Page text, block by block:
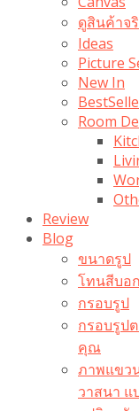
ดูสินค้าจ
Ideas
Picture
New In
Room
Review
Blog
ขนาดรูป
โทนสีบอ
กรอบรูป
กรอบรูป
คุณ
ภาพแขว
วาสนา แ